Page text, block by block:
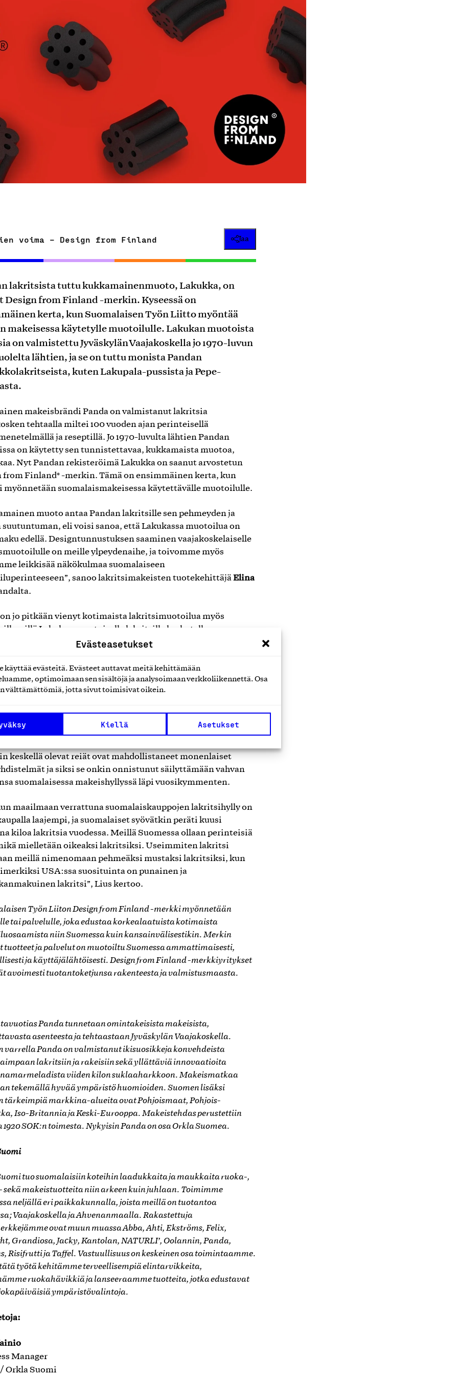
Evästeasetukset
käyttää evästeitä. Evästeet auttavat meitä kehittämään
optimoimaan sen sisältöjä ja analysoimaan verkkoliikennettä. Osa
välttämättömiä, jotta sivut toimisivat oikein.
Kiellä Asetukset
voima – Design from Finland Jaa
lakritsista tuttu kukkamainenmuoto, Lakukka, on
Design from Finland -merkin. Kyseessä on
kerta, kun Suomalaisen Työn Liitto myöntää
makeisessa käytetylle muotoilulle. Lakukan muotoista
on valmistettu Jyväskylän Vaajakoskella jo 1970-luvun
lähtien, ja se on tuttu monista Pandan
kuten Lakupala-pussista ja Pepe-
makeisbrändi Panda on valmistanut lakritsia
tehtaalla miltei 100 vuoden ajan perinteisellä
ja reseptillä. Jo 1970-luvulta lähtien Pandan
on käytetty sen tunnistettavaa, kukkamaista muotoa,
Nyt Pandan rekisteröimä Lakukka on saanut arvostetun
from Finland* -merkin. Tämä on ensimmäinen kerta, kun
myönnetään suomalaismakeisessa käytettävälle muotoilulle.
muoto antaa Pandan lakritsille sen pehmeyden ja
suutuntuman, eli voisi sanoa, että Lakukassa muotoilua on
edellä. Designtunnustuksen saaminen vaajakoskelaiselle
on meille ylpeydenaihe, ja toivomme myös
leikkisää näkökulmaa suomalaiseen
sanoo lakritsimakeisten tuotekehittäjäElina
on jo pitkään vienyt kotimaista lakritsimuotoilua myös
sillä Lakukan muotoisella lakritsilla herkutellaan muun
Yhdysvalloissa, Kanadassa, Iso-Britanniassa ja Espanjassa.
saada suomalaisille tuttu brändi ja muoto mukaan
merkkituotteiden joukkoon. Lakukka on oiva esimerkki siitä,
laaja-alaisesti muotoilua voidaan ajatella eri tuotteiden ja
keskellä olevat reiät ovat mahdollistaneet monenlaiset
ja siksi se onkin onnistunut säilyttämään vahvan
suomalaisessa makeishyllyssä läpi vuosikymmenten.
maailmaan verrattuna suomalaiskauppojen lakritsihylly on
laajempi, ja suomalaiset syövätkin peräti kuusi
kiloa lakritsia vuodessa. Meillä Suomessa ollaan perinteisiä
mielletään oikeaksi lakritsiksi. Useimmiten lakritsi
meillä nimenomaan pehmeäksi mustaksi lakritsiksi, kun
USA:ssa suosituinta on punainen ja
lakritsi”, Lius kertoo.
Työn Liiton Design from Finland -merkki myönnetään
tai palvelulle, joka edustaa korkealaatuista kotimaista
niin Suomessa kuin kansainvälisestikin. Merkin
tuotteet ja palvelut on muotoiltu Suomessa ammattimaisesti,
ja käyttäjälähtöisesti. Design from Finland -merkkiyritykset
avoimesti tuotantoketjunsa rakenteesta ja valmistusmaasta.
Panda tunnetaan omintakeisista makeisista,
asenteesta ja tehtaastaan Jyväskylän Vaajakoskella.
varrella Panda on valmistanut ikisuosikkeja konvehdeista
lakritsiin ja rakeisiin sekä yllättäviä innovaatioita
viiden kilon suklaaharkkoon. Makeismatkaa
tekemällä hyvää ympäristö huomioiden. Suomen lisäksi
tärkeimpiä markkina-alueita ovat Pohjoismaat, Pohjois-
Iso-Britannia ja Keski-Eurooppa. Makeistehdas perustettiin
1920 SOK:n toimesta. Nykyisin Panda on osa Orkla Suomea.
tuo suomalaisiin koteihin laadukkaita ja maukkaita ruoka-,
sekä makeistuotteita niin arkeen kuin juhlaan. Toimimme
neljällä eri paikkakunnalla, joista meillä on tuotantoa
Vaajakoskella ja Ahvenanmaalla. Rakastettuja
ovat muun muassa Abba, Ahti, Ekströms, Felix,
Grandiosa, Jacky, Kantolan, NATURLI’, Oolannin, Panda,
Risifrutti ja Taffel. Vastuullisuus on keskeinen osa toimintaamme.
työtä kehitämme terveellisempiä elintarvikkeita,
ruokahävikkiä ja lanseeraamme tuotteita, jotka edustavat
ympäristövalintoja.
Manager
Orkla Suomi